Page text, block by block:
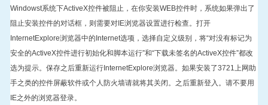
联系我们
Windowst系统下ActiveX控件被阻止，在你安装WEB控件时，系统如果弹出了
阻止安装控件的对话框，则需要对IE浏览器设置进行检查。打开
InternetExplore浏览器中的Internet选项，选择自定义级别，将“对没有标记为
安全的ActiveX控件进行初始化和脚本运行”和“下载未签名的ActiveX控件”都改
选为提示。保存之后重新运行InternetExplore浏览器。如果安装了3721
上网助
手之类的控件屏蔽软件或个人防火墙请就将其关闭。之后重新登入。请不要用
IE之外的浏览器登录。